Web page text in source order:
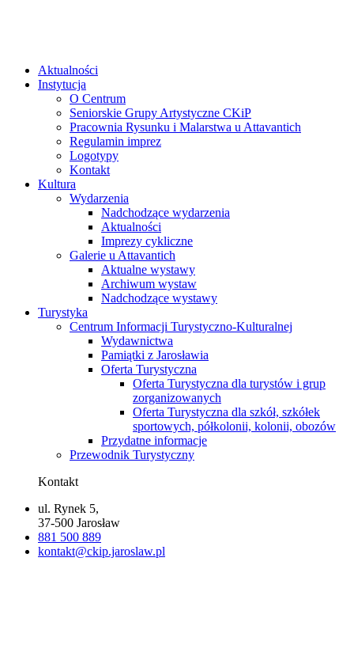
Aktualności
Instytucja
O Centrum
Seniorskie Grupy Artystyczne CKiP
Pracownia Rysunku i Malarstwa u Attavantich
Regulamin imprez
Logotypy
Kontakt
Kultura
Wydarzenia
Nadchodzące wydarzenia
Aktualności
Imprezy cykliczne
Galerie u Attavantich
Aktualne wystawy
Archiwum wystaw
Nadchodzące wystawy
Turystyka
Centrum Informacji Turystyczno-Kulturalnej
Wydawnictwa
Pamiątki z Jarosławia
Oferta Turystyczna
Oferta Turystyczna dla turystów i grup
zorganizowanych
Oferta Turystyczna dla szkół, szkółek
sportowych, półkolonii, kolonii, obozów
Przydatne informacje
Przewodnik Turystyczny
Kontakt
ul. Rynek 5,
37-500 Jarosław
881 500 889
kontakt@ckip.jaroslaw.pl